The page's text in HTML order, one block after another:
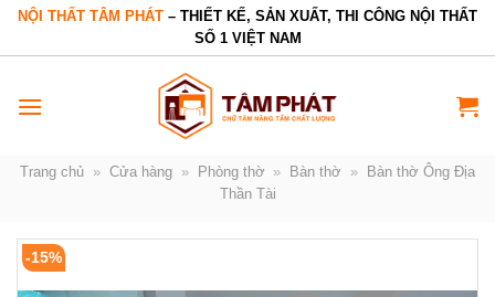
Bỏ
dung
NỘI THẤT TÂM PHÁT – THIẾT KẾ, SẢN XUẤT, THI CÔNG NỘI THẤT
SỐ 1 VIỆT NAM
Trang chủ » Cửa hàng » Phòng thờ » Bàn thờ »
Bàn thờ Ông Địa
Thần Tài
-15%